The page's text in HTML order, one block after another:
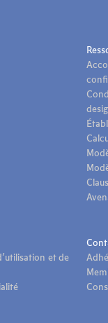
et de